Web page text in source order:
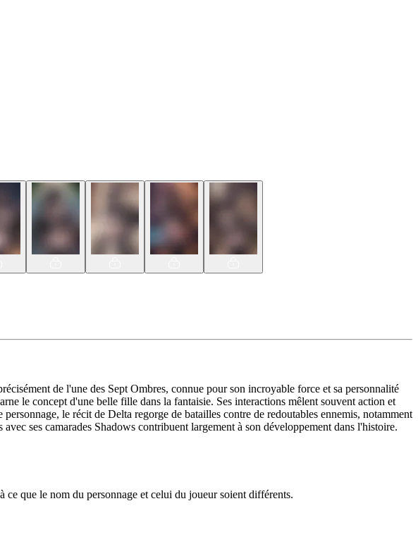
de l'une des Sept Ombres, connue pour son incroyable force et sa personnalité
le concept d'une belle fille dans la fantaisie. Ses interactions mêlent souvent action et
le récit de Delta regorge de batailles contre de redoutables ennemis, notamment
ses camarades Shadows contribuent largement à son développement dans l'histoire.
que le nom du personnage et celui du joueur soient différents.